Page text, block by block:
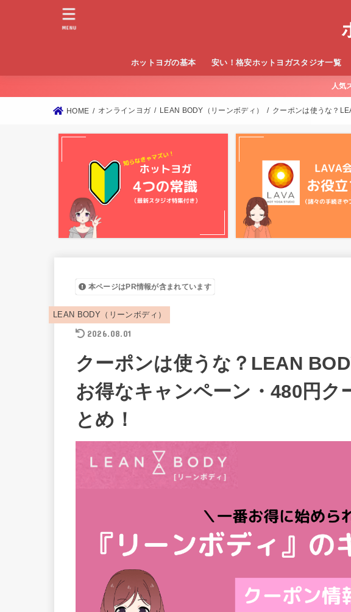
ホットヨガの基本 安い！格安ホットヨガスタジオ一覧
MENU
人気
HOME オンラインヨガ LEAN BODY（リーンボディ） クーポンは使うな？
本ページはPR情報が含まれています
LEAN BODY（リーンボディ）
2026.08.01
クーポンは使うな？LEAN
お得なキャンペーン・480円ク
とめ！